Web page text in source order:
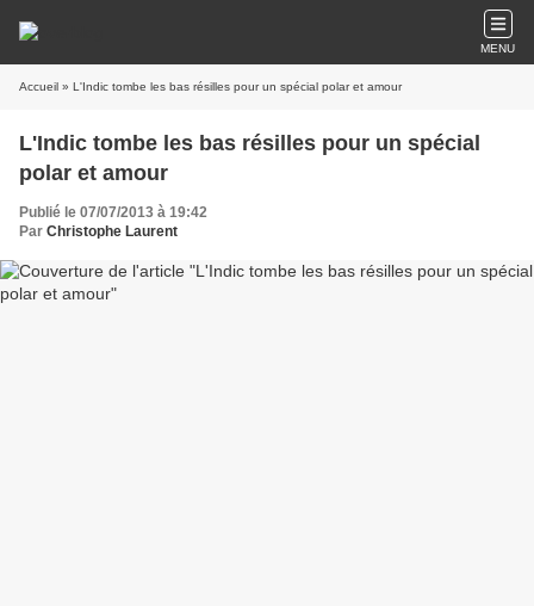
MENU
Accueil » L'Indic tombe les bas résilles pour un spécial polar et amour
L'Indic tombe les bas résilles pour un spécial
polar et amour
Publié le 07/07/2013 à 19:42
Par Christophe Laurent